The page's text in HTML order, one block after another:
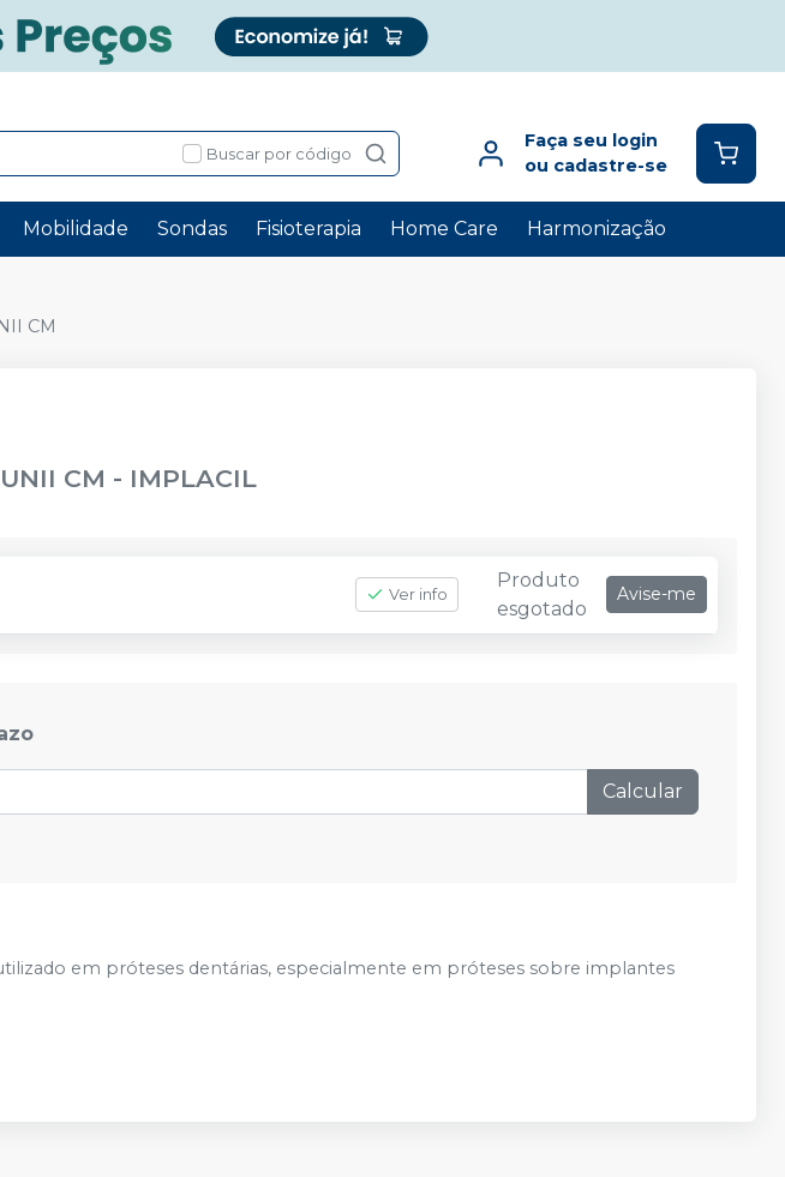
Buscar por código
Faça seu login
ou cadastre-se
Mobilidade Sondas Fisioterapia Home Care Harmonização
CM
CM - IMPLACIL
Ver info
Produto
esgotado
Avise-me
Calcular
em próteses dentárias, especialmente em próteses sobre implantes